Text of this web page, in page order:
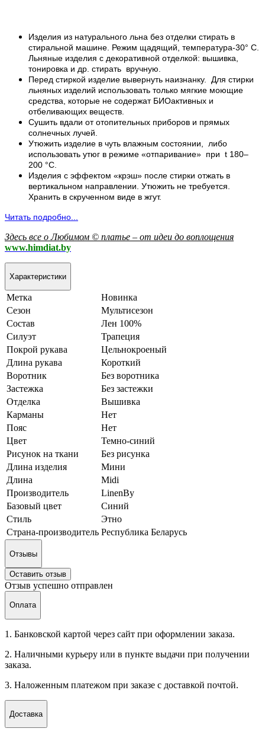
Изделия из натурального льна без отделки стирать в
стиральной машине. Режим щадящий, температура-30° С.
Льняные изделия с декоративной отделкой: вышивка,
тонировка и др. стирать вручную.
Перед стиркой изделие вывернуть наизнанку. Для стирки
льняных изделий использовать только мягкие моющие
средства, которые не содержат БИОактивных и
отбеливающих веществ.
Сушить вдали от отопительных приборов и прямых
солнечных лучей.
Утюжить изделие в чуть влажным состоянии, либо
использовать утюг в режиме «отпаривание» при t 180–
200 °С.
Изделия с эффектом «крэш» после стирки отжать в
вертикальном направлении. Утюжить не требуется.
Хранить в скрученном виде в жгут.
Читать подробно...
Здесь все о Любимом © платье – от идеи до воплощения
www.himdiat.by
Характеристики
Метка
Новинка
Сезон
Мультисезон
Состав
Лен 100%
Силуэт
Трапеция
Покрой рукава
Цельнокроеный
Длина рукава
Короткий
Воротник
Без воротника
Застежка
Без застежки
Отделка
Вышивка
Карманы
Нет
Пояс
Нет
Цвет
Темно-синий
Рисунок на ткани
Без рисунка
Длина изделия
Мини
Длина
Midi
Производитель
LinenBy
Базовый цвет
Синий
Стиль
Этно
Страна-производитель Республика Беларусь
Отзывы
Оставить отзыв
Отзыв успешно отправлен
Оплата
1. Банковской картой через сайт при оформлении заказа.
2. Наличными курьеру или в пункте выдачи при получении
заказа.
3. Наложенным платежом при заказе с доставкой почтой.
Доставка